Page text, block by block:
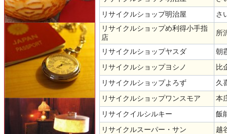
リサイクルショップ明治屋
さ
リサイクルショップめ利得小手指
店
所
リサイクルショップヤスダ 朝
リサイクルショップヨシノ 比
リサイクルショップよろず 久
リサイクルショップワンスモア 本
リサイクイルシルキー 飯
リサイクルスーパー・サン 越